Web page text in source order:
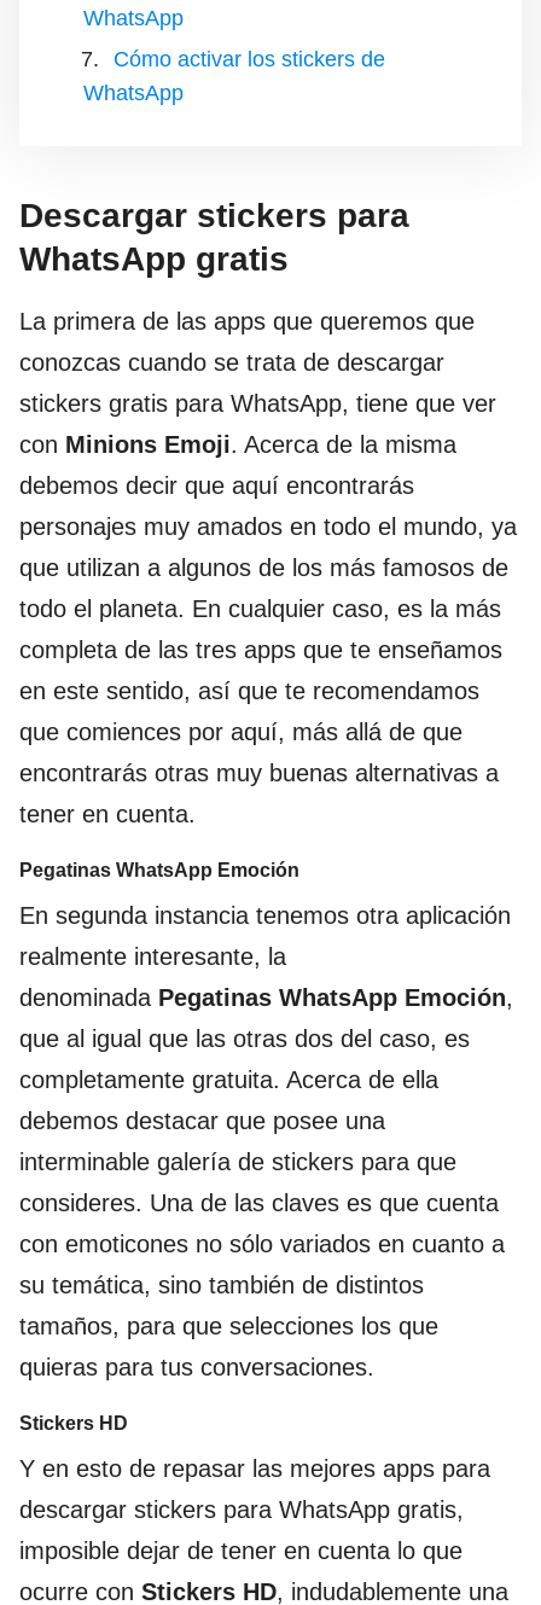
WhatsApp
Cómo activar los stickers de
WhatsApp
Descargar stickers para
WhatsApp gratis
La primera de las apps que queremos que
conozcas cuando se trata de descargar
stickers gratis para WhatsApp, tiene que ver
con Minions Emoji. Acerca de la misma
debemos decir que aquí encontrarás
personajes muy amados en todo el mundo, ya
que utilizan a algunos de los más famosos de
todo el planeta. En cualquier caso, es la más
completa de las tres apps que te enseñamos
en este sentido, así que te recomendamos
que comiences por aquí, más allá de que
encontrarás otras muy buenas alternativas a
tener en cuenta.
Pegatinas WhatsApp Emoción
En segunda instancia tenemos otra aplicación
realmente interesante, la
denominada Pegatinas WhatsApp Emoción,
que al igual que las otras dos del caso, es
completamente gratuita. Acerca de ella
debemos destacar que posee una
interminable galería de stickers para que
consideres. Una de las claves es que cuenta
con emoticones no sólo variados en cuanto a
su temática, sino también de distintos
tamaños, para que selecciones los que
quieras para tus conversaciones.
Stickers HD
Y en esto de repasar las mejores apps para
descargar stickers para WhatsApp gratis,
imposible dejar de tener en cuenta lo que
ocurre con Stickers HD, indudablemente una